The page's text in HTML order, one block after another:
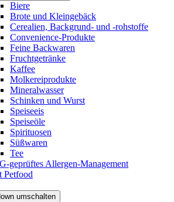
Biere
Brote und Kleingebäck
Cerealien, Backgrund- und -rohstoffe
Convenience-Produkte
Feine Backwaren
Fruchtgetränke
Kaffee
Molkereiprodukte
Mineralwasser
Schinken und Wurst
Speiseeis
Speiseöle
Spirituosen
Süßwaren
Tee
geprüftes Allergen-Management
Petfood
umschalten